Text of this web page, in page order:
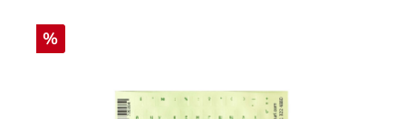
Rabatt
%